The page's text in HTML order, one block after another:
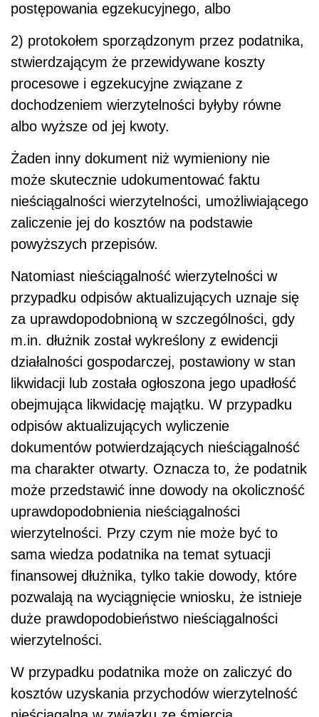
postępowania egzekucyjnego, albo
2) protokołem sporządzonym przez podatnika,
stwierdzającym że przewidywane koszty
procesowe i egzekucyjne związane z
dochodzeniem wierzytelności byłyby równe
albo wyższe od jej kwoty.
Żaden inny dokument niż wymieniony nie
może skutecznie udokumentować faktu
nieściągalności wierzytelności, umożliwiającego
zaliczenie jej do kosztów na podstawie
powyższych przepisów.
Natomiast nieściągalność wierzytelności w
przypadku odpisów aktualizujących uznaje się
za uprawdopodobnioną w szczególności, gdy
m.in. dłużnik został wykreślony z ewidencji
działalności gospodarczej, postawiony w stan
likwidacji lub została ogłoszona jego upadłość
obejmująca likwidację majątku. W przypadku
odpisów aktualizujących wyliczenie
dokumentów potwierdzających nieściągalność
ma charakter otwarty. Oznacza to, że podatnik
może przedstawić inne dowody na okoliczność
uprawdopodobnienia nieściągalności
wierzytelności. Przy czym nie może być to
sama wiedza podatnika na temat sytuacji
finansowej dłużnika, tylko takie dowody, które
pozwalają na wyciągnięcie wniosku, że istnieje
duże prawdopodobieństwo nieściągalności
wierzytelności.
W przypadku podatnika może on zaliczyć do
kosztów uzyskania przychodów wierzytelność